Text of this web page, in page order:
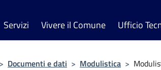
Servizi Vivere il Comune Ufficio
> Documenti e dati > Modulistica >